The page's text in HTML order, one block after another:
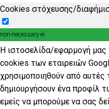
Cookies στόχευσης/
non-necessary-el
Η ιστοσελίδα/εφαρμογή μας
cookies των εταιρειών
χρησιμοποιηθούν από αυτές
δημιουργήσουν ένα προφίλ
εμείς να μπορούμε να σας